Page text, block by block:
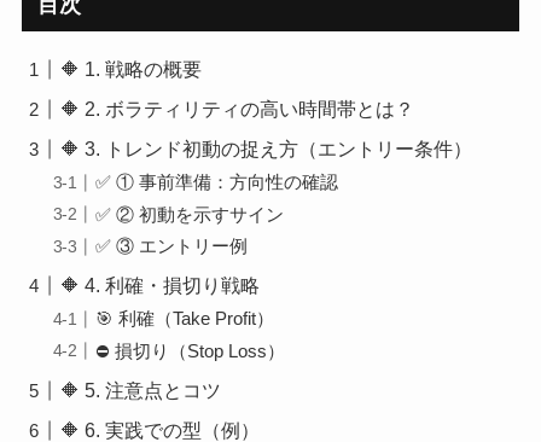
🔶 1. 戦略の概要
🔶 2. ボラティリティの高い時間帯とは？
🔶 3. トレンド初動の捉え方（エントリー条件）
✅ ① 事前準備：方向性の確認
✅ ② 初動を示すサイン
✅ ③ エントリー例
🔶 4. 利確・損切り戦略
🎯 利確（Take Profit）
⛔ 損切り（Stop Loss）
🔶 5. 注意点とコツ
🔶 6. 実践での型（例）